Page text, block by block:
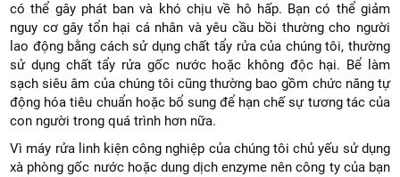
có thể gây phát ban và khó chịu về hô hấp. Bạn có thể giảm
nguy cơ gây tổn hại cá nhân và yêu cầu bồi thường cho người
lao động bằng cách sử dụng chất tẩy rửa của chúng tôi, thường
sử dụng chất tẩy rửa gốc nước hoặc không độc hại. Bể làm
sạch siêu âm của chúng tôi cũng thường bao gồm chức năng tự
động hóa tiêu chuẩn hoặc bổ sung để hạn chế sự tương tác của
con người trong quá trình hơn nữa.
Vì máy rửa linh kiện công nghiệp của chúng tôi chủ yếu sử dụng
xà phòng gốc nước hoặc dung dịch enzyme nên công ty của bạn